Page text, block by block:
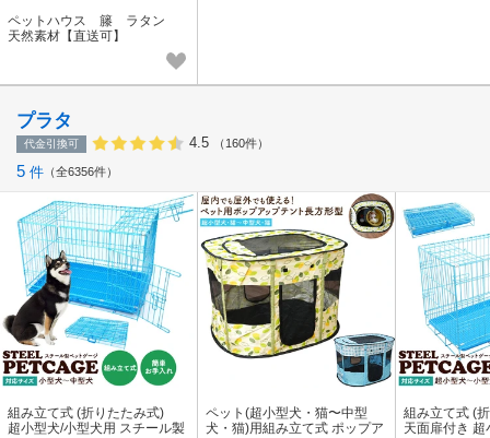
ペットハウス 籐 ラタン
天然素材【直送可】
プラタ
代金引換可 4.5 （160件）
5 件 全6356件
組み立て式 (折りたたみ式)
超小型犬/小型犬用 スチール製
ペット(超小型犬・猫〜中型
犬・猫)用組み立て式 ポップア
組み立て式 (
天面扉付き